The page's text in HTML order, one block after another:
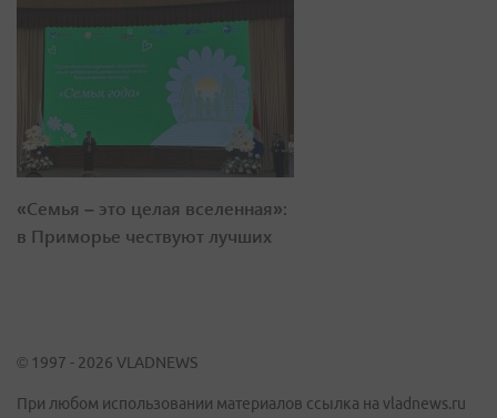
«Семья – это целая вселенная»:
в Приморье чествуют лучших
© 1997 - 2026 VLADNEWS
При любом использовании материалов ссылка на vladnews.ru